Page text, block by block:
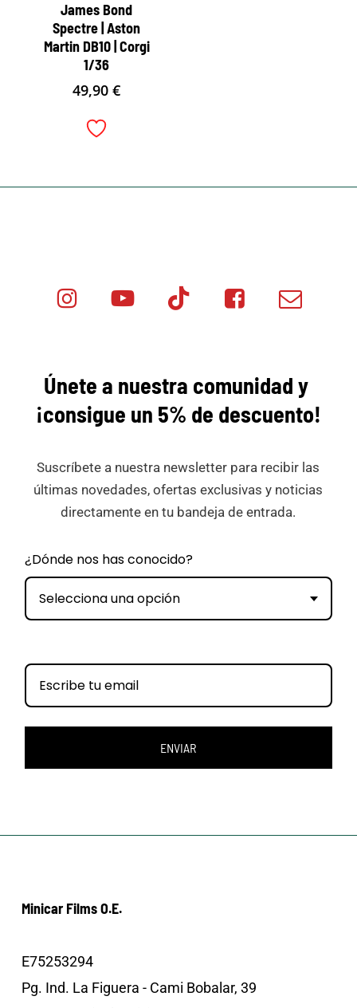
James Bond
Spectre | Aston
Martin DB10 | Corgi
1/36
49,90€
Minicar Tok
Minicar Minicar
Únete a nuestra comunidad y
¡consigue un 5% de descuento!
Suscríbete a nuestra newsletter para recibir las
últimas novedades, ofertas exclusivas y noticias
directamente en tu bandeja de entrada.
¿Dónde nos has conocido?
Selecciona una opción
ENVIAR
Minicar Films O.E.
E75253294
Pg. Ind. La Figuera - Cami Bobalar, 39